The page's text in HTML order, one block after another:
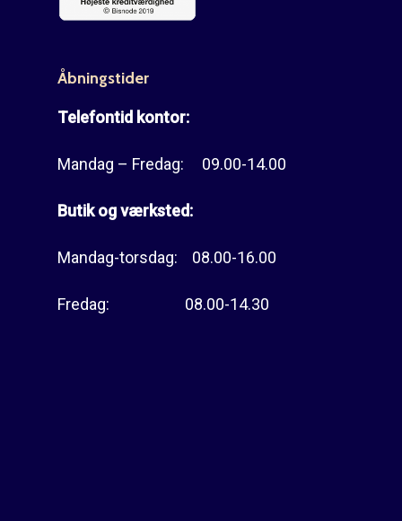
Åbningstider
Telefontid kontor:
Mandag – Fredag: 09.00-14.00
Butik og værksted:
Mandag-torsdag: 08.00-16.00
Fredag: 08.00-14.30